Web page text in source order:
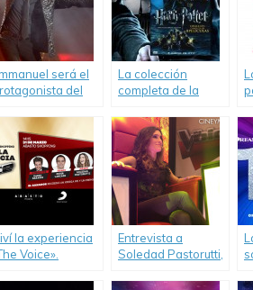
será el
del
La colección
completa de la
Potter», en DVD y
Blu-ray.
la experiencia
Voice».
Entrevista a
Soledad Pastorutti,
«Experiencia The